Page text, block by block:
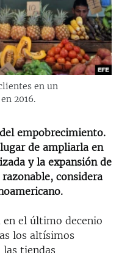
CUBA
LATINA
en un
2016.
empobrecimiento.
de ampliarla en
y la expansión de
considera
en el último decenio
los altísimos
las tiendas